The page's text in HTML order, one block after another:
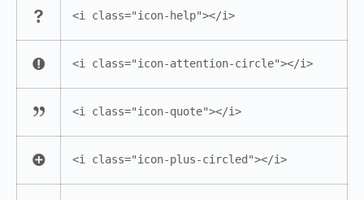
<i class="icon-help"></i>
<i class="icon-attention-circle"></i>
<i class="icon-quote"></i>
<i class="icon-plus-circled"></i>